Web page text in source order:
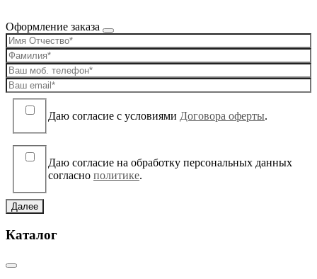
Оформление заказа
Даю согласие c условиями Договора оферты.
Даю согласие на обработку персональных данных
согласно политике.
Далее
Каталог